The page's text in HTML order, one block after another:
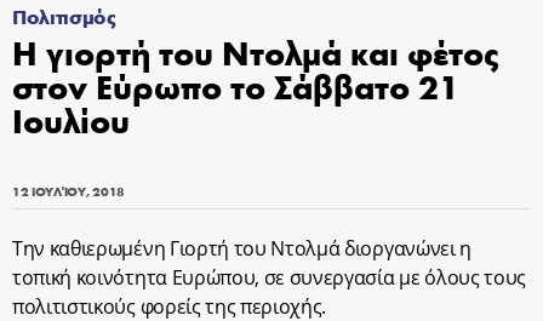
Πολιτισμός
Η γιορτή του Ντολμά και φέτος
στον Εύρωπο το Σάββατο 21
Ιουλίου
12 ΙΟΥΛΊΟΥ, 2018
Την καθιερωμένη Γιορτή του Ντολμά διοργανώνει η
τοπική κοινότητα Ευρώπου, σε συνεργασία με όλους τους
πολιτιστικούς φορείς της περιοχής.